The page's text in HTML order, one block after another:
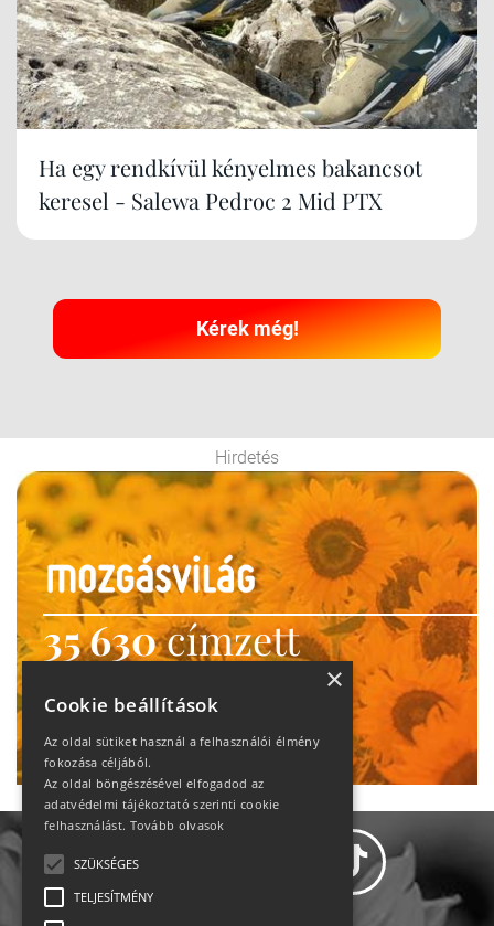
Ha egy rendkívül kényelmes bakancsot
keresel - Salewa Pedroc 2 Mid PTX
Kérek még!
Hirdetés
35 630címzett
heti motiváció
Ne maradj le!
×
Cookie beállítások
Az oldal sütiket használ a felhasználói élmény
fokozása céljából.
Az oldal böngészésével elfogadod az
adatvédelmi tájékoztató szerinti cookie
felhasználást. Tovább olvasok
SZÜKSÉGES
TELJESÍTMÉNY